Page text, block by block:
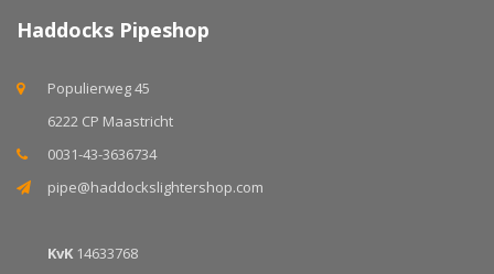
Haddocks Pipeshop
Populierweg 45
6222 CP Maastricht
0031-43-3636734
pipe@haddockslightershop.com
KvK 14633768